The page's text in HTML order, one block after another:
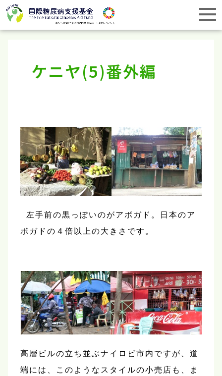
ケニヤ(5)番外編
左手前の黒っぽいのがアボガド。日本のア
ボガドの４倍以上の大きさです。
高層ビルの立ち並ぶナイロビ市内ですが、道
端には、このようなスタイルの小売店も、ま